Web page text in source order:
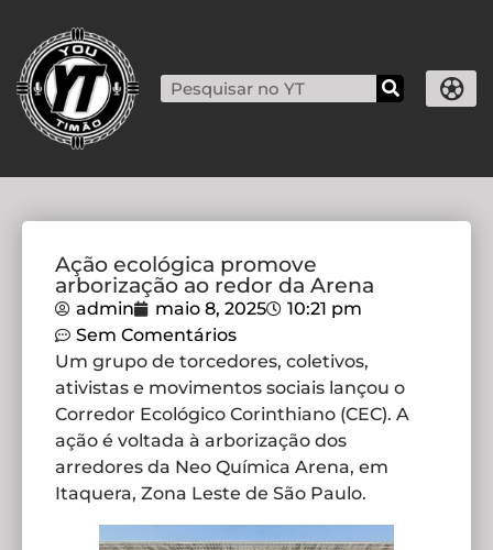
Ação ecológica promove
arborização ao redor da Arena
admin maio 8, 2025
10:21 pm
Sem Comentários
Um grupo de torcedores, coletivos,
ativistas e movimentos sociais lançou o
Corredor Ecológico Corinthiano (CEC). A
ação é voltada à arborização dos
arredores da Neo Química Arena, em
Itaquera, Zona Leste de São Paulo.